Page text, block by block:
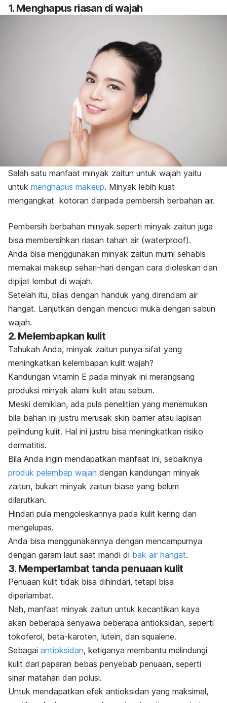
1. Menghapus riasan di wajah
Salah satu manfaat minyak zaitun untuk wajah yaitu
untuk menghapus makeup. Minyak lebih kuat
mengangkat kotoran daripada pembersih berbahan air.
Pembersih berbahan minyak seperti minyak zaitun juga
bisa membersihkan riasan tahan air (waterproof).
Anda bisa menggunakan minyak zaitun murni sehabis
memakai makeup sehari-hari dengan cara dioleskan dan
dipijat lembut di wajah.
Setelah itu, bilas dengan handuk yang direndam air
hangat. Lanjutkan dengan mencuci muka dengan sabun
wajah.
2. Melembapkan kulit
Tahukah Anda, minyak zaitun punya sifat yang
meningkatkan kelembapan kulit wajah?
Kandungan vitamin E pada minyak ini merangsang
produksi minyak alami kulit atau sebum.
Meski demikian, ada pula penelitian yang menemukan
bila bahan ini justru merusak skin barrier atau lapisan
pelindung kulit. Hal ini justru bisa meningkatkan risiko
dermatitis.
Bila Anda ingin mendapatkan manfaat ini, sebaiknya
produk pelembap wajah dengan kandungan minyak
zaitun, bukan minyak zaitun biasa yang belum
dilarutkan.
Hindari pula mengoleskannya pada kulit kering dan
mengelupas.
Anda bisa menggunakannya dengan mencampurnya
dengan garam laut saat mandi di bak air hangat.
3. Memperlambat tanda penuaan kulit
Penuaan kulit tidak bisa dihindari, tetapi bisa
diperlambat.
Nah, manfaat minyak zaitun untuk kecantikan kaya
akan beberapa senyawa beberapa antioksidan, seperti
tokoferol, beta-karoten, lutein, dan squalene.
Sebagai antioksidan, ketiganya membantu melindungi
kulit dari paparan bebas penyebab penuaan, seperti
sinar matahari dan polusi.
Untuk mendapatkan efek antioksidan yang maksimal,